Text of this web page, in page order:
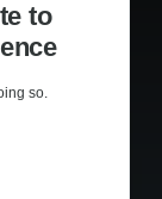
to
so.